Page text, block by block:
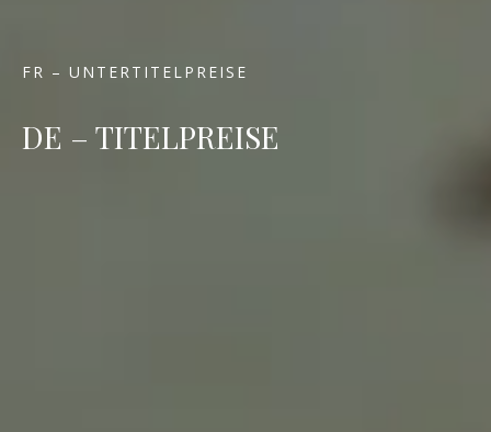
FR – UNTERTITELPREISE
DE – TITELPREISE